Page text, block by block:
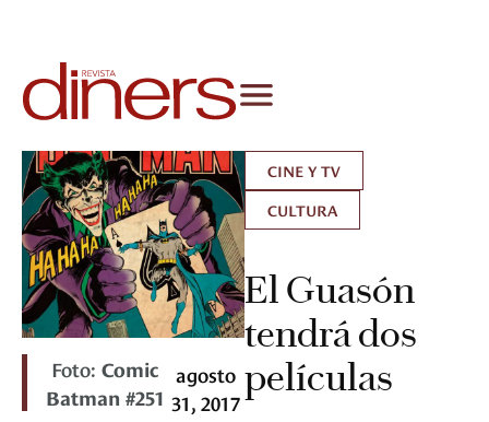
Foto:Comic
Batman #251
agosto
31, 2017
CINE Y TV
CULTURA
El Guasón
tendrá dos
películas